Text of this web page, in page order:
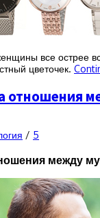
все острее
цветочек.
отношения
/ 5
между